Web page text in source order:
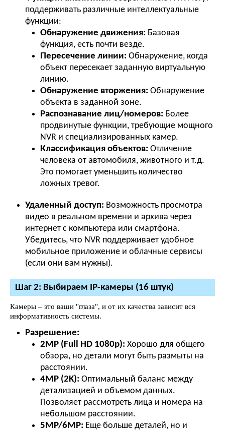
поддерживать различные интеллектуальные
функции:
Обнаружение движения: Базовая
функция, есть почти везде.
Пересечение линии: Обнаружение, когда
объект пересекает заданную виртуальную
линию.
Обнаружение вторжения: Обнаружение
объекта в заданной зоне.
Распознавание лиц/номеров: Более
продвинутые функции, требующие мощного
NVR и специализированных камер.
Классификация объектов: Отличение
человека от автомобиля, животного и т.д.
Это помогает уменьшить количество
ложных тревог.
Удаленный доступ: Возможность просмотра
видео в реальном времени и архива через
интернет с компьютера или смартфона.
Убедитесь, что NVR поддерживает удобное
мобильное приложение и облачные сервисы
(если они вам нужны).
Шаг 2: Выбираем IP-камеры (16 штук)
Камеры – это ваши "глаза", и от их качества зависит вся
информативность системы.
Разрешение:
2MP (Full HD 1080p): Хорошо для общего
обзора, но детали могут быть размыты на
расстоянии.
4MP (2K): Оптимальный баланс между
детализацией и объемом данных.
Позволяет рассмотреть лица и номера на
небольшом расстоянии.
5MP/6MP: Еще больше деталей, но и